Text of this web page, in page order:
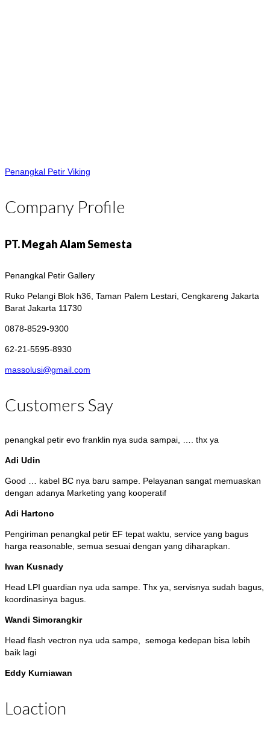
Penangkal Petir Viking
Company Profile
PT. Megah Alam Semesta
Penangkal Petir Gallery
Ruko Pelangi Blok h36, Taman Palem Lestari, Cengkareng Jakarta
Barat Jakarta 11730
0878-8529-9300
62-21-5595-8930
massolusi@gmail.com
Customers Say
penangkal petir evo franklin nya suda sampai, …. thx ya
Adi Udin
Good … kabel BC nya baru sampe. Pelayanan sangat memuaskan
dengan adanya Marketing yang kooperatif
Adi Hartono
Pengiriman penangkal petir EF tepat waktu, service yang bagus
harga reasonable, semua sesuai dengan yang diharapkan.
Iwan Kusnady
Head LPI guardian nya uda sampe. Thx ya, servisnya sudah bagus,
koordinasinya bagus.
Wandi Simorangkir
Head flash vectron nya uda sampe, semoga kedepan bisa lebih
baik lagi
Eddy Kurniawan
Loaction